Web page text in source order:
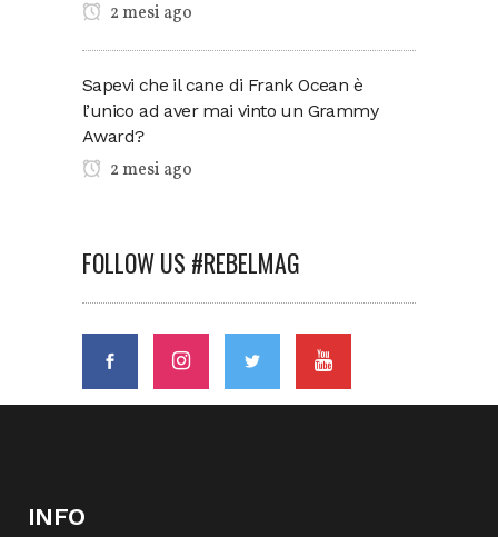
2 mesi ago
Sapevi che il cane di Frank Ocean è
l’unico ad aver mai vinto un Grammy
Award?
2 mesi ago
FOLLOW US #REBELMAG
INFO